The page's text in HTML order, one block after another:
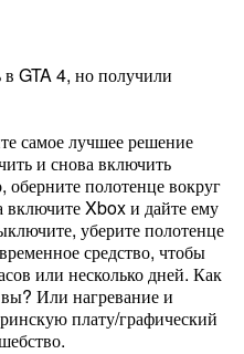
GTA 4, но получили
самое лучшее решение
и снова включить
оберните полотенце вокруг
включите Xbox и дайте ему
уберите полотенце
средство, чтобы
или несколько дней. Как
вы? Или нагревание и
плату/графический